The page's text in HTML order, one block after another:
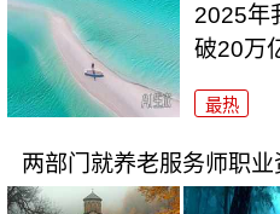
2025年
破20万
最热
两部门就养老服务师职